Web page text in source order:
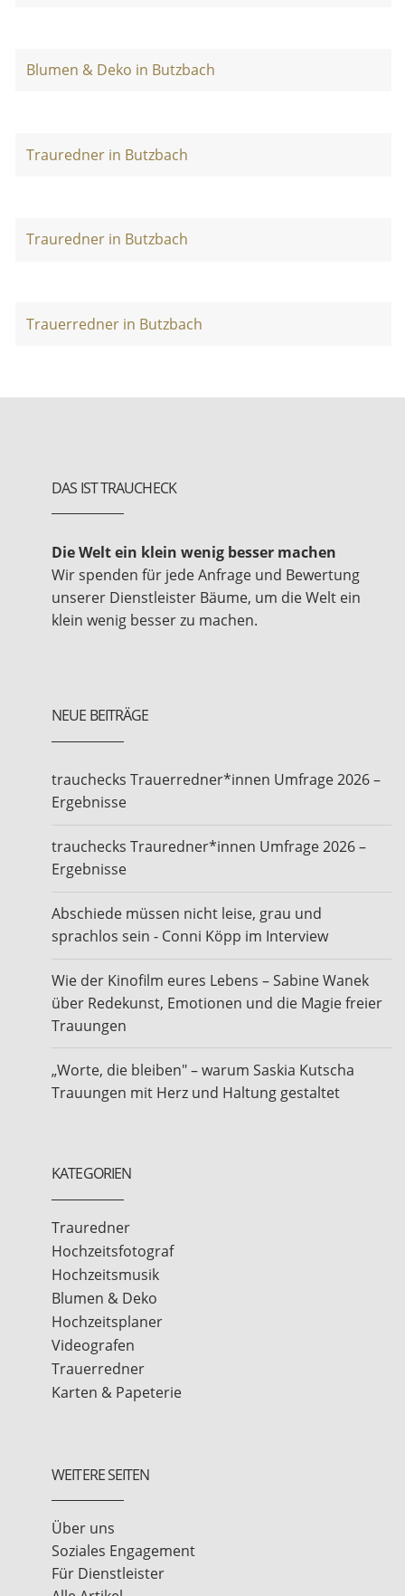
Blumen & Deko in Butzbach
Trauredner in Butzbach
Trauredner in Butzbach
Trauerredner in Butzbach
DAS IST TRAUCHECK
Die Welt ein klein wenig besser machen
Wir spenden für jede Anfrage und Bewertung
unserer Dienstleister Bäume, um die Welt ein
klein wenig besser zu machen.
NEUE BEITRÄGE
trauchecks Trauerredner*innen Umfrage 2026 –
Ergebnisse
trauchecks Trauredner*innen Umfrage 2026 –
Ergebnisse
Abschiede müssen nicht leise, grau und
sprachlos sein - Conni Köpp im Interview
Wie der Kinofilm eures Lebens – Sabine Wanek
über Redekunst, Emotionen und die Magie freier
Trauungen
„Worte, die bleiben" – warum Saskia Kutscha
Trauungen mit Herz und Haltung gestaltet
KATEGORIEN
Trauredner
Hochzeitsfotograf
Hochzeitsmusik
Blumen & Deko
Hochzeitsplaner
Videografen
Trauerredner
Karten & Papeterie
WEITERE SEITEN
Über uns
Soziales Engagement
Für Dienstleister